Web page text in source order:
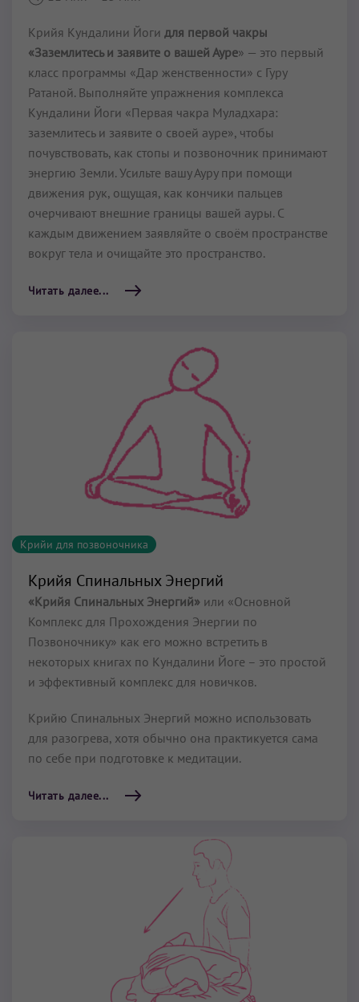
Крийя Кундалини Йоги для первой чакры
«Заземлитесь и заявите о вашей Ауре» — это первый
класс программы «Дар женственности» с Гуру
Ратаной. Выполняйте упражнения комплекса
Кундалини Йоги «Первая чакра Муладхара:
заземлитесь и заявите о своей ауре», чтобы
почувствовать, как стопы и позвоночник принимают
энергию Земли. Усильте вашу Ауру при помощи
движения рук, ощущая, как кончики пальцев
очерчивают внешние границы вашей ауры. С
каждым движением заявляйте о своём про­странстве
вокруг тела и очищайте это пространство.
Читать далее...
Крийи для позвоночника
Крийя Спинальных Энергий
«Крийя Спинальных Энергий» или «Основной
Комплекс для Прохождения Энергии по
Позвоночнику» как его можно встретить в
некоторых книгах по Кундалини Йоге – это простой
и эффективный комплекс для новичков.
Крийю Спинальных Энергий можно использовать
для разогрева, хотя обычно она практикуется сама
по себе при подготовке к медитации.
Читать далее...